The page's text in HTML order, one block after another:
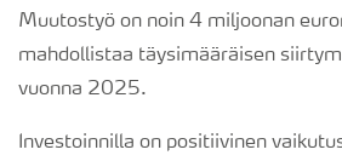
Muutostyö on noin 4 miljoonan
mahdollistaa täysimääräisen
vuonna 2025.
Investoinnilla on positiivinen